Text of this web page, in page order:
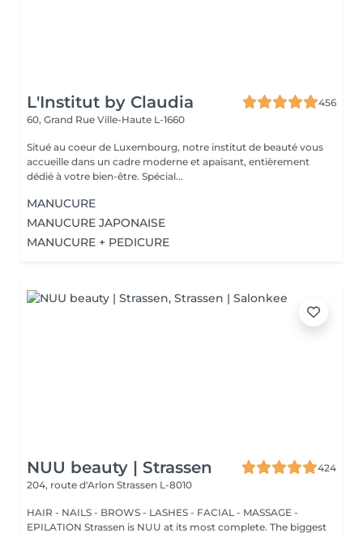
L'Institut by Claudia
456
60, Grand Rue Ville-Haute L-1660
Situé au coeur de Luxembourg, notre institut de beauté vous
accueille dans un cadre moderne et apaisant, entièrement
dédié à votre bien-être. Spécial...
MANUCURE
MANUCURE JAPONAISE
MANUCURE + PEDICURE
NUU beauty | Strassen
424
204, route d'Arlon Strassen L-8010
HAIR - NAILS - BROWS - LASHES - FACIAL - MASSAGE -
EPILATION Strassen is NUU at its most complete. The biggest